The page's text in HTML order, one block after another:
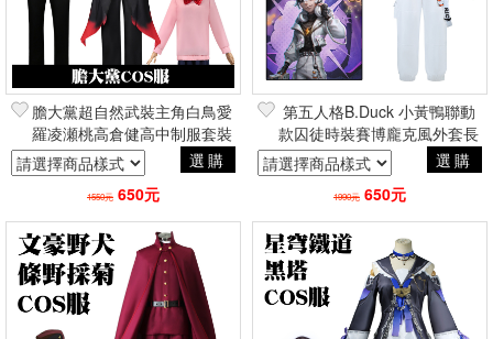
膽大黨超自然武裝主角白鳥愛
羅凌瀬桃高倉健高中制服套裝
假髮 萬聖節角色扮演Cosplay
選購
1550元 650元
第五人格B.Duck 小黃鴨聯動
款囚徒時裝賽博龐克風外套長
褲套裝假髮 萬聖節角色扮演
Cosplay
選購
1990元 650元